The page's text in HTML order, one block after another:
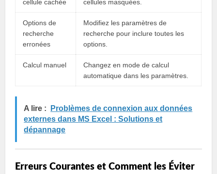
cellule cachée
cellules masquées.
Options de
recherche
erronées
Modifiez les paramètres de
recherche pour inclure toutes les
options.
Calcul manuel
Changez en mode de calcul
automatique dans les paramètres.
A lire :
Problèmes de connexion aux données
externes dans MS Excel : Solutions et
dépannage
Erreurs Courantes et Comment les Éviter